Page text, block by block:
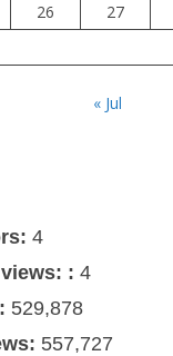
26 27
« Jul
4
: 4
529,878
557,727